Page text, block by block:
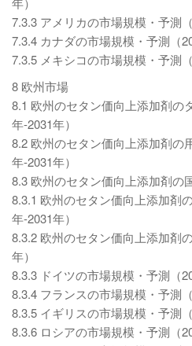
7.3.3 アメリカの市場規模・予測
7.3.4 カナダの市場規模・予測（
7.3.5 メキシコの市場規模・予測
8 欧州市場
8.1 欧州のセタン価向上添加剤の
年-2031年）
8.2 欧州のセタン価向上添加剤の
年-2031年）
8.3 欧州のセタン価向上添加剤の
8.3.1 欧州のセタン価向上添加剤
年-2031年）
8.3.2 欧州のセタン価向上添加剤
年）
8.3.3 ドイツの市場規模・予測（
8.3.4 フランスの市場規模・予測
8.3.5 イギリスの市場規模・予測
8.3.6 ロシアの市場規模・予測（